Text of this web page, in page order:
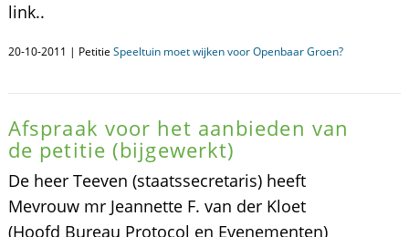
link..
20-10-2011 | Petitie Speeltuin moet wijken voor Openbaar Groen?
Afspraak voor het aanbieden van
de petitie (bijgewerkt)
De heer Teeven (staatssecretaris) heeft
Mevrouw mr Jeannette F. van der Kloet
(Hoofd Bureau Protocol en Evenementen)